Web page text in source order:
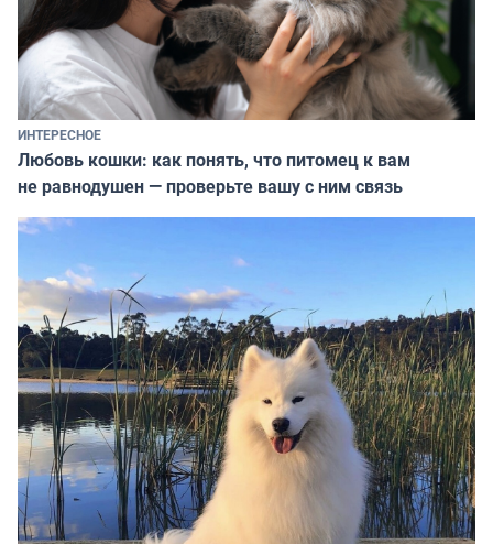
ИНТЕРЕСНОЕ
Любовь кошки: как понять, что питомец к вам
не равнодушен — проверьте вашу с ним связь